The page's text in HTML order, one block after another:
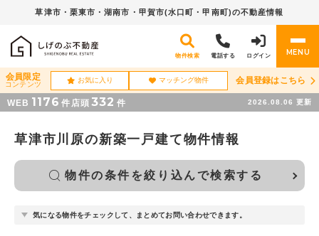
草津市・栗東市・湖南市・ 甲賀市(水口町・甲南町)の不動産情報
物件検索 電話する ログイン MENU
会員限定
コンテンツ
お気に入り マッチング物件 会員登録はこちら
WEB 1176 件 店頭 332 件 2026.08.06 更新
草津市川原の新築一戸建て物件情報
物件の条件を絞り込んで検索する
気になる物件をチェックして、まとめてお問い合わせできます。